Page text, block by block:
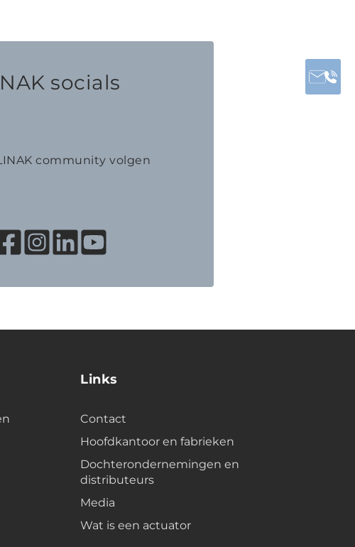
socials
community volgen
Links
Contact
Hoofdkantoor en fabrieken
Dochterondernemingen en
distributeurs
Media
Wat is een actuator